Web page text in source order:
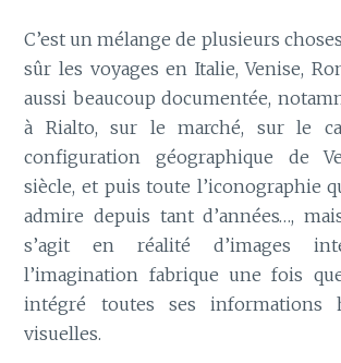
C’est un mélange de plusieurs
sûr les voyages en Italie, Venise,
aussi beaucoup documentée,
à Rialto, sur le marché, sur le
configuration géographique de
siècle, et puis toute l’iconographie
admire depuis tant d’années…,
s’agit en réalité d’images
l’imagination fabrique une fois
intégré toutes ses informations
visuelles.